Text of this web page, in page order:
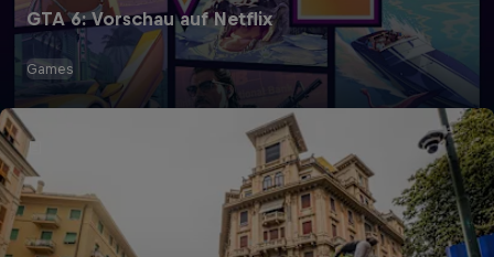
GTA 6: Vorschau auf Netflix
Games